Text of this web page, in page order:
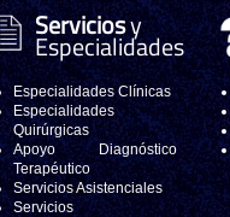
Serviciosy
Especialidades
Especialidades Clínicas
Especialidades
Quirúrgicas
Apoyo Diagnóstico
Terapéutico
Servicios Asistenciales
Servicios